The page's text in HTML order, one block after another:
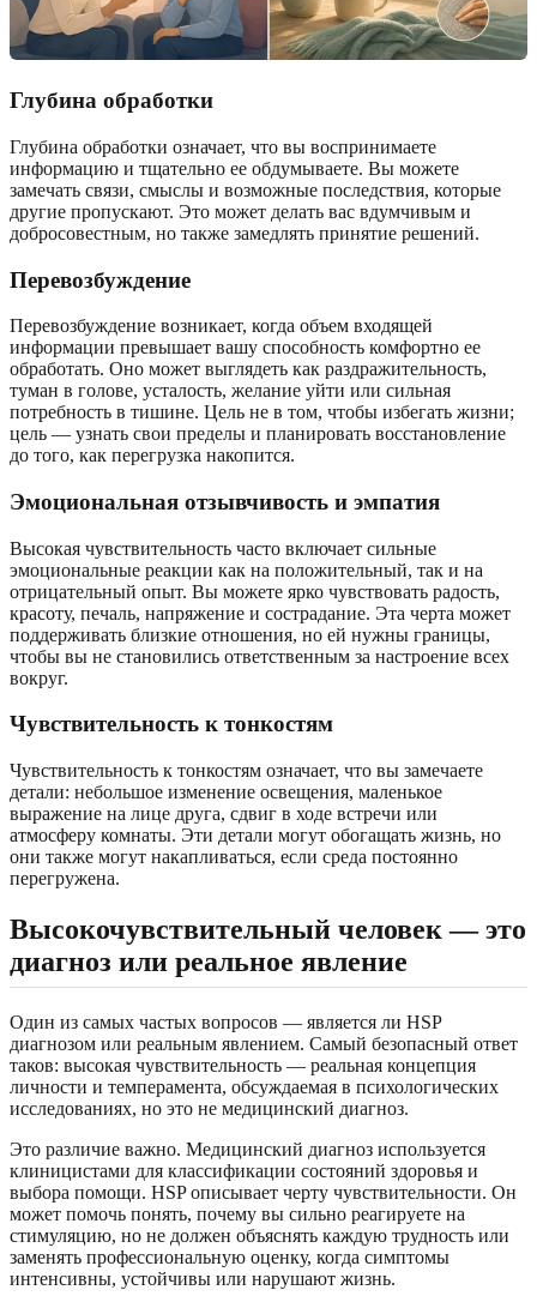
Глубина обработки
Глубина обработки означает, что вы воспринимаете
информацию и тщательно ее обдумываете. Вы можете
замечать связи, смыслы и возможные последствия, которые
другие пропускают. Это может делать вас вдумчивым и
добросовестным, но также замедлять принятие решений.
Перевозбуждение
Перевозбуждение возникает, когда объем входящей
информации превышает вашу способность комфортно ее
обработать. Оно может выглядеть как раздражительность,
туман в голове, усталость, желание уйти или сильная
потребность в тишине. Цель не в том, чтобы избегать жизни;
цель — узнать свои пределы и планировать восстановление
до того, как перегрузка накопится.
Эмоциональная отзывчивость и эмпатия
Высокая чувствительность часто включает сильные
эмоциональные реакции как на положительный, так и на
отрицательный опыт. Вы можете ярко чувствовать радость,
красоту, печаль, напряжение и сострадание. Эта черта может
поддерживать близкие отношения, но ей нужны границы,
чтобы вы не становились ответственным за настроение всех
вокруг.
Чувствительность к тонкостям
Чувствительность к тонкостям означает, что вы замечаете
детали: небольшое изменение освещения, маленькое
выражение на лице друга, сдвиг в ходе встречи или
атмосферу комнаты. Эти детали могут обогащать жизнь, но
они также могут накапливаться, если среда постоянно
перегружена.
Высокочувствительный человек — это
диагноз или реальное явление
Один из самых частых вопросов — является ли HSP
диагнозом или реальным явлением. Самый безопасный ответ
таков: высокая чувствительность — реальная концепция
личности и темперамента, обсуждаемая в психологических
исследованиях, но это не медицинский диагноз.
Это различие важно. Медицинский диагноз используется
клиницистами для классификации состояний здоровья и
выбора помощи. HSP описывает черту чувствительности. Он
может помочь понять, почему вы сильно реагируете на
стимуляцию, но не должен объяснять каждую трудность или
заменять профессиональную оценку, когда симптомы
интенсивны, устойчивы или нарушают жизнь.